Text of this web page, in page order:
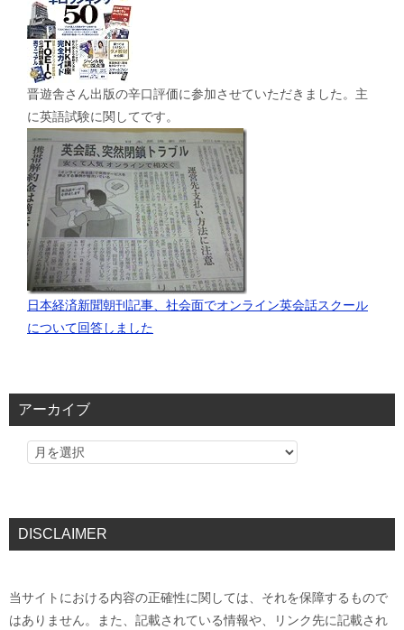
晋遊舎さん出版の辛口評価に参加させていただきました。主
に英語試験に関してです。
日本経済新聞朝刊記事、社会面でオンライン英会話スクール
について回答しました
アーカイブ
DISCLAIMER
当サイトにおける内容の正確性に関しては、それを保障するもので
はありません。また、記載されている情報や、リンク先に記載され